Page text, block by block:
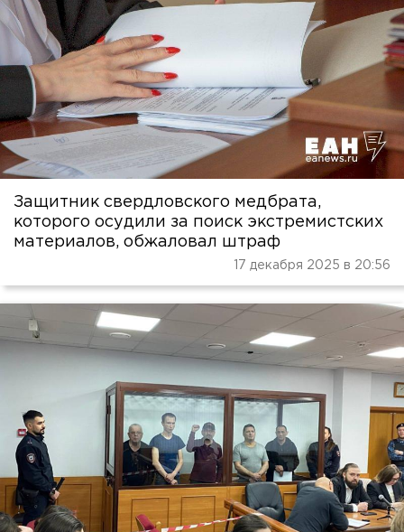
Защитник свердловского медбрата,
которого осудили за поиск экстремистских
материалов, обжаловал штраф
17 декабря 2025 в 20:56